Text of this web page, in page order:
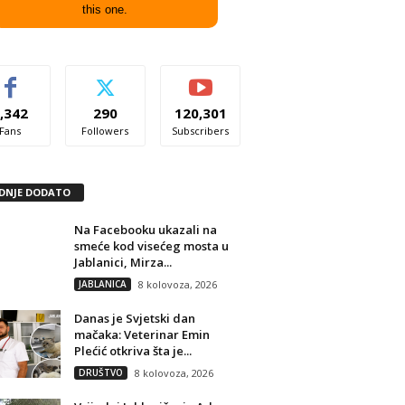
this one.
Fans
290
Followers
120,301
Subscribers
DODATO
Na Facebooku ukazali na
smeće kod visećeg mosta u
Jablanici, Mirza...
JABLANICA 8 kolovoza, 2026
Danas je Svjetski dan
mačaka: Veterinar Emin
Plećić otkriva šta je...
DRUŠTVO 8 kolovoza, 2026